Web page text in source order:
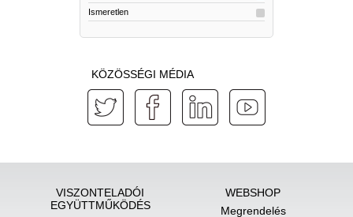
Ismeretlen
KÖZÖSSÉGI MÉDIA
VISZONTELADÓI
EGYÜTTMŰKÖDÉS
WEBSHOP
Megrendelés